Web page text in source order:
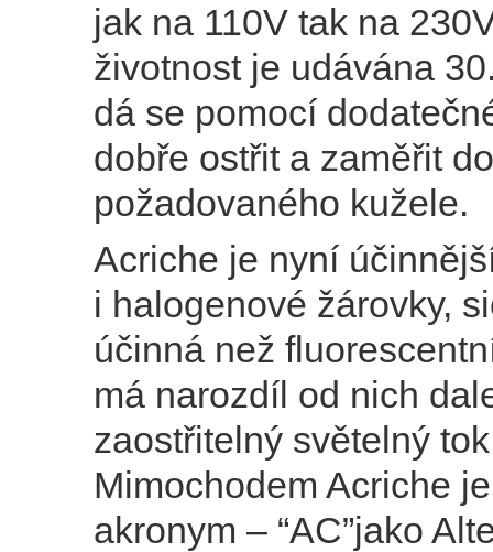
jak na 110V tak na
životnost je udávána
dá se pomocí
dobře ostřit a zaměřit do
požadovaného kužele.
Acriche je nyní
i halogenové žárovky,
účinná než
má narozdíl od nich
zaostřitelný světelný
Mimochodem Acriche
akronym – “AC”jako